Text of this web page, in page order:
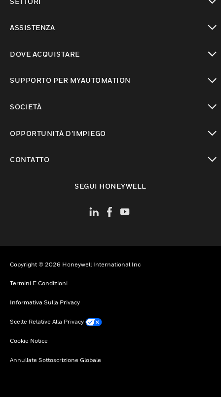
ASSISTENZA
DOVE ACQUISTARE
SUPPORTO PER MYAUTOMATION
SOCIETÀ
OPPORTUNITÀ D’IMPIEGO
CONTATTO
SEGUI HONEYWELL
Copyright © 2026 Honeywell International Inc
Termini E Condizioni
Informativa Sulla Privacy
Scelte Relative Alla Privacy
Cookie Notice
Annullate Sottoscrizione Globale